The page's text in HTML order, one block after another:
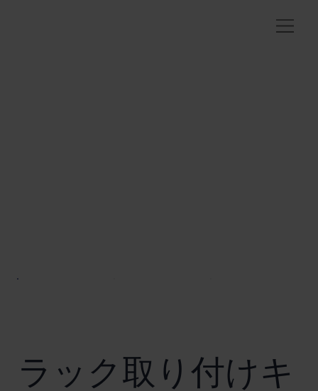
ラック取り付けキ